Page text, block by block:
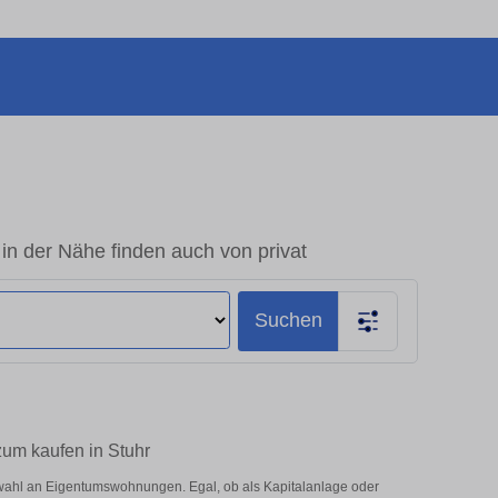
der Nähe finden auch von privat
Suchen
kaufen in Stuhr
an Eigentumswohnungen. Egal, ob als Kapitalanlage oder